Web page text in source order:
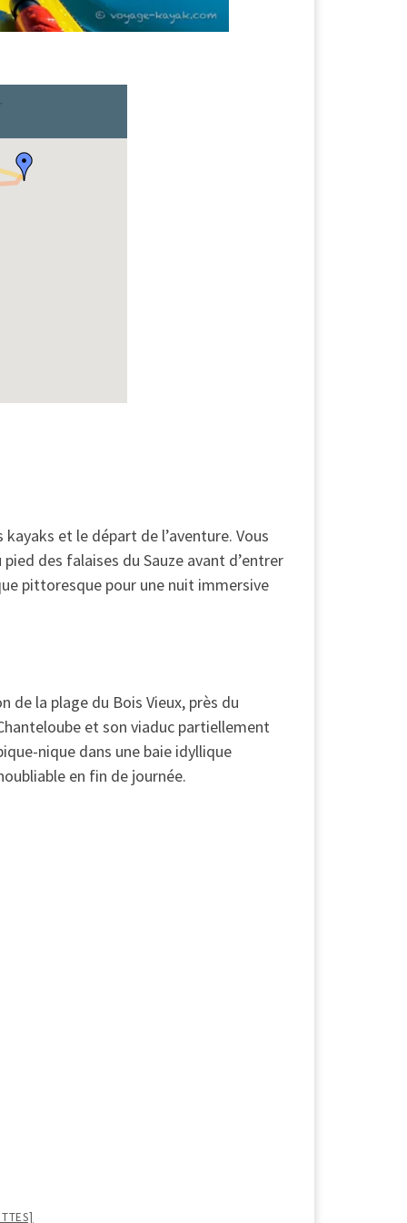
et le départ de l’aventure. Vous
des falaises du Sauze avant d’entrer
pittoresque pour une nuit immersive
de la plage du Bois Vieux, près du
et son viaduc partiellement
nique dans une baie idyllique
en fin de journée.